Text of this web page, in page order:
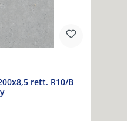
rett. R10/B